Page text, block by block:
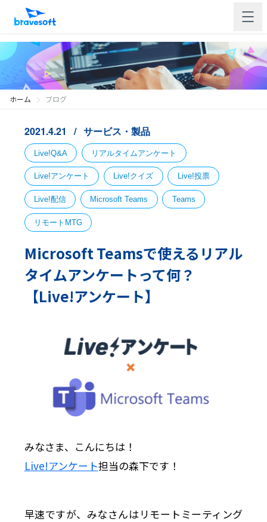
ホーム ブログ
2021.4.21 サービス・製品
Live!Q&A リアルタイムアンケート
Live!アンケート Live!クイズ Live!投票
Live!配信 Microsoft Teams Teams
リモートMTG
Microsoft Teamsで使えるリアル
タイムアンケートって何？
【Live!アンケート】
みなさま、こんにちは！
Live!アンケート担当の森下です！
早速ですが、みなさんはリモートミーティング